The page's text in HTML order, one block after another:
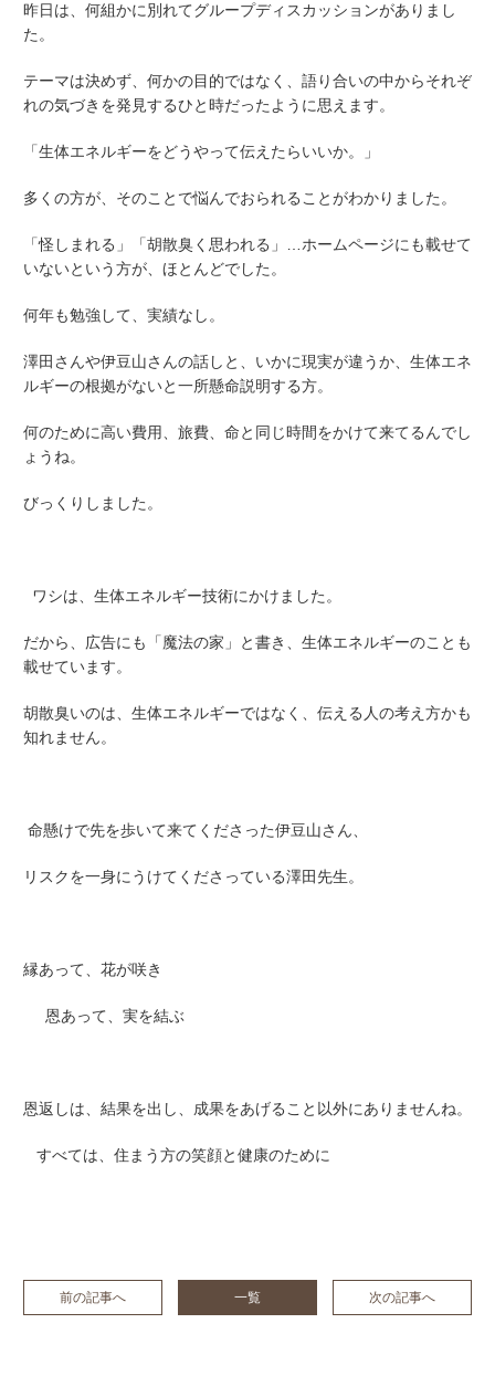
昨日は、何組かに別れてグループディスカッションがありまし
た。
テーマは決めず、何かの目的ではなく、語り合いの中からそれぞ
れの気づきを発見するひと時だったように思えます。
「生体エネルギーをどうやって伝えたらいいか。」
多くの方が、そのことで悩んでおられることがわかりました。
「怪しまれる」「胡散臭く思われる」…ホームページにも載せて
いないという方が、ほとんどでした。
何年も勉強して、実績なし。
澤田さんや伊豆山さんの話しと、いかに現実が違うか、生体エネ
ルギーの根拠がないと一所懸命説明する方。
何のために高い費用、旅費、命と同じ時間をかけて来てるんでし
ょうね。
びっくりしました。
ワシは、生体エネルギー技術にかけました。
だから、広告にも「魔法の家」と書き、生体エネルギーのことも
載せています。
胡散臭いのは、生体エネルギーではなく、伝える人の考え方かも
知れません。
命懸けで先を歩いて来てくださった伊豆山さん、
リスクを一身にうけてくださっている澤田先生。
縁あって、花が咲き
恩あって、実を結ぶ
恩返しは、結果を出し、成果をあげること以外にありませんね。
すべては、住まう方の笑顔と健康のために
前の記事へ 一覧 次の記事へ